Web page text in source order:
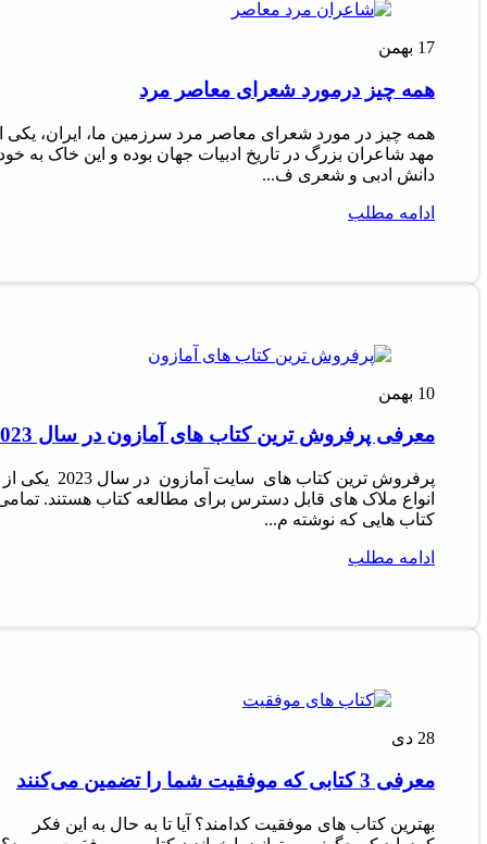
17 بهمن
همه چیز درمورد شعرای معاصر مرد
همه چیز در مورد شعرای معاصر مرد سرزمین ما، ایران، یکی
مهد شاعران بزرگ در تاریخ ادبیات جهان بوده و این خاک به
دانش ادبی و شعری ف...
ادامه مطلب
10 بهمن
معرفی پرفروش‌ ترین کتاب‌ های آمازون در سال 2023
پرفروش‌ ترین کتاب‌ های سایت آمازون در سال 2023 یکی از
انواع ملاک‌ های قابل دسترس برای مطالعه کتاب هستند.
کتاب‌ هایی که نوشته م...
ادامه مطلب
28 دی
معرفی 3 کتابی که موفقیت شما را تضمین می‌کنند
بهترین کتاب های موفقیت کدامند؟ آیا تا به حال به این فکر